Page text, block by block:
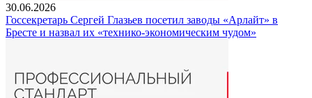
30.06.2026
Госсекретарь Сергей Глазьев посетил заводы «Арлайт» в
Бресте и назвал их «технико-экономическим чудом»